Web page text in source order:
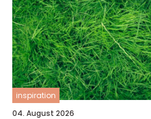
inspiration
04. August 2026